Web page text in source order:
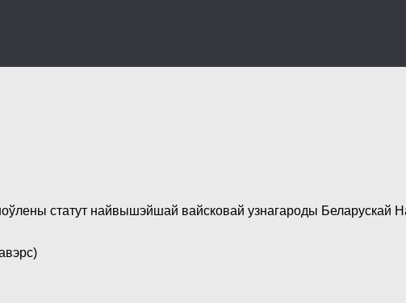
статут найвышэйшай вайсковай узнагароды Беларускай